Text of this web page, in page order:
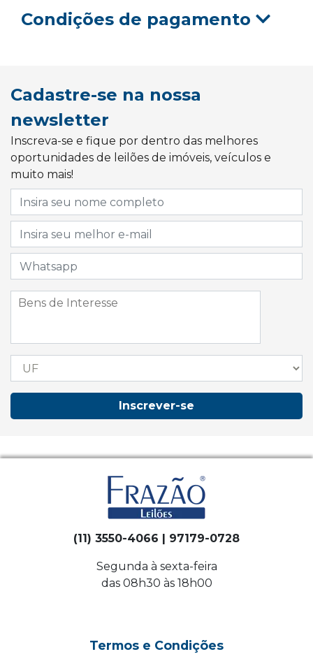
Condições de pagamento
Cadastre-se na nossa
newsletter
Inscreva-se e fique por dentro das melhores
oportunidades de leilões de imóveis, veículos e
muito mais!
Inscrever-se
(11) 3550-4066 | 97179-0728
Segunda à sexta-feira
das 08h30 às 18h00
Termos e Condições